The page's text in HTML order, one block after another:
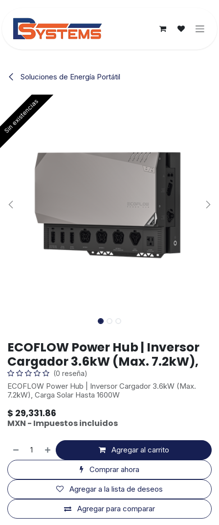
Soluciones de Energía Portátil
Sin existencias
Sin existencias
ECOFLOW Power Hub | Inversor
Cargador 3.6kW (Max. 7.2kW),
(0 reseña)
ECOFLOW Power Hub | Inversor Cargador 3.6kW (Max.
7.2kW), Carga Solar Hasta 1600W
$ 29,331.86
MXN - Impuestos incluidos
Agregar al carrito
Comprar ahora
Agregar para comparar
Agregar a la lista de deseos